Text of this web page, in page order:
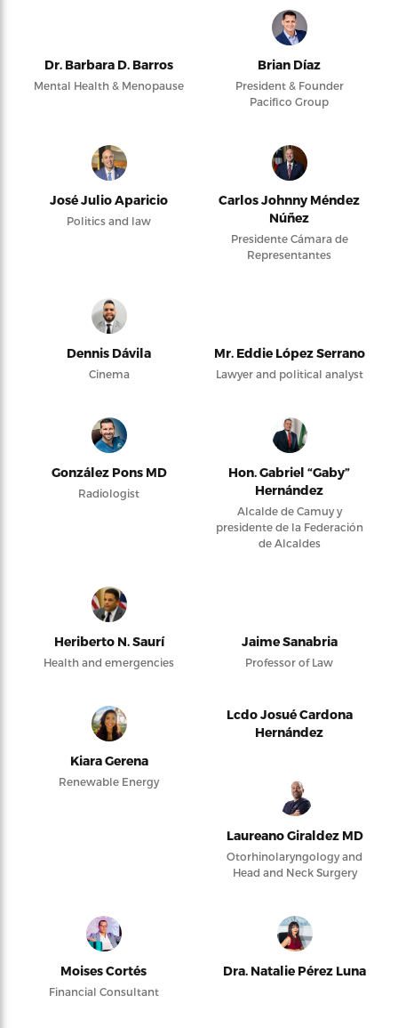
Dr. Barbara D. Barros
Mental Health & Menopause
Brian Díaz
President & Founder
Pacifico Group
José Julio Aparicio
Politics and law
Carlos Johnny Méndez
Núñez
Presidente Cámara de
Representantes
Dennis Dávila
Cinema
Mr. Eddie López Serrano
Lawyer and political analyst
González Pons MD
Radiologist
Hon. Gabriel “Gaby”
Hernández
Alcalde de Camuy y
presidente de la Federación
de Alcaldes
Heriberto N. Saurí
Health and emergencies
Jaime Sanabria
Professor of Law
Kiara Gerena
Renewable Energy
Lcdo Josué Cardona
Hernández
Laureano Giraldez MD
Otorhinolaryngology and
Head and Neck Surgery
Moises Cortés
Financial Consultant
Dra. Natalie Pérez Luna